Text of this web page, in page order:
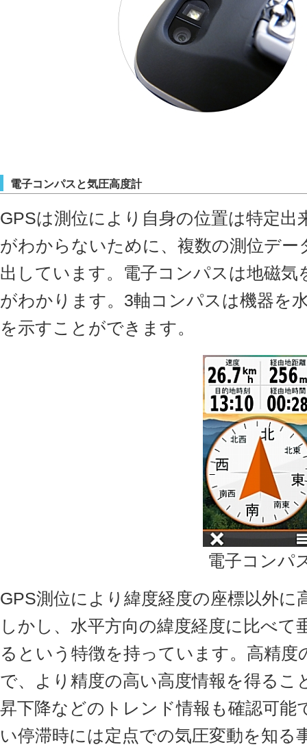
電子コンパスと気圧高度計
GPSは測位により自身の位置は特定
がわからないために、複数の測位デ
出しています。電子コンパスは地磁気
がわかります。3軸コンパスは機器を
を示すことができます。
電子コンパ
GPS測位により緯度経度の座標以外に
しかし、水平方向の緯度経度に比べて
るという特徴を持っています。高精
で、より精度の高い高度情報を得るこ
昇下降などのトレンド情報も確認可能
い停滞時には定点での気圧変動を知る